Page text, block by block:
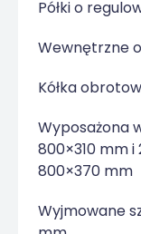
Półki o
Wewnętrzne
Kółka
Wyposażona
800×310 mm i
800×370 mm
Wyjmowane